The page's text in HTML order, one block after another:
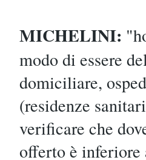
MICHELINI:
modo di essere
domiciliare,
(residenze
verificare che
offerto è